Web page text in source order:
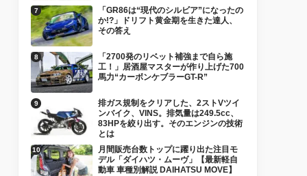
「GR86は“現代のシルビア”になったの
か!?」ドリフト黄金期を生きた達人、
その答え
「2700発のリベット補強まで自ら施
工！」居酒屋マスターが作り上げた700
馬力“カーボンケブラーGT-R”
排ガス規制をクリアした、2ストVツイ
ンバイク、VINS。排気量は249.5cc、
83HPを絞り出す。そのエンジンの技術
とは
月間販売台数トップに躍り出た注目モ
デル「ダイハツ・ムーヴ」【最新軽自
動車 車種別解説 DAIHATSU MOVE】